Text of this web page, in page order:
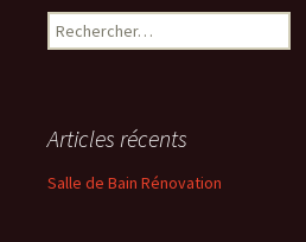
Rechercher :
Articles récents
Salle de Bain Rénovation